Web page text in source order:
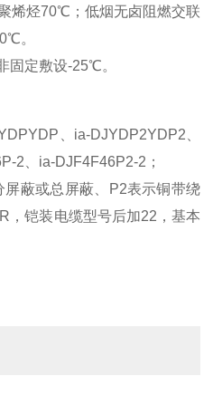
烯烃70℃；低烟无卤阻燃交联
。
固定敷设-25℃。
、ia-DJYDP2YDP2、
2、ia-DJF4F46P2-2；
蔽或总屏蔽、P2表示铜带绕
，铠装电缆型号后加22，基本